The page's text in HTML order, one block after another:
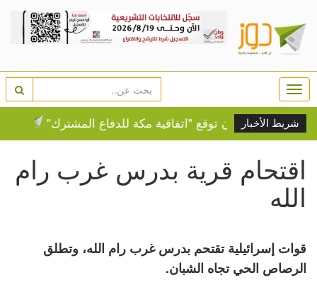
شريط الأخبار
وباكستان توقع "اتفاقية مكة للدفاع المشترك"
اقتحام قرية بدرس غرب رام
الله
قوات إسرائيلية تقتحم بدرس غرب رام الله، وتطلق
الرصاص الحي تجاه الشبان.